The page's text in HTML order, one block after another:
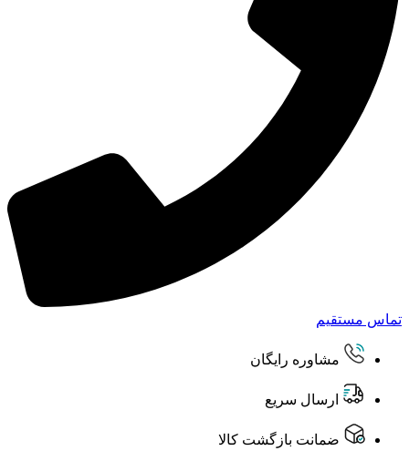
تماس مستقیم
مشاوره رایگان
ارسال سریع
ضمانت بازگشت کالا